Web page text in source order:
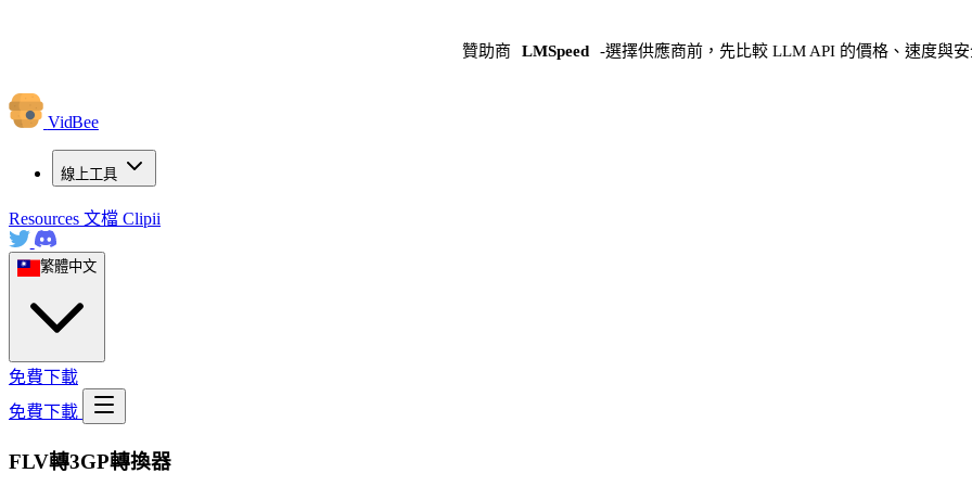
贊助商 LMSpeed -選擇供應商前，先比較 LLM API 的價格、速度與
VidBee
線上工具
Resources 文檔 Clipii
繁體中文
免費下載
免費下載
FLV轉3GP轉換器